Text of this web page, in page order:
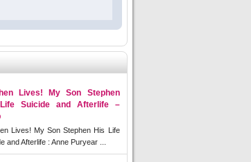
Lives! My Son Stephen
Suicide and Afterlife –
Lives! My Son Stephen His Life
and Afterlife : Anne Puryear ...